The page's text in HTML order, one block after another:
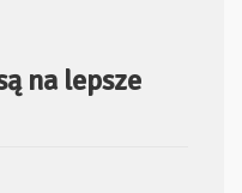
na lepsze